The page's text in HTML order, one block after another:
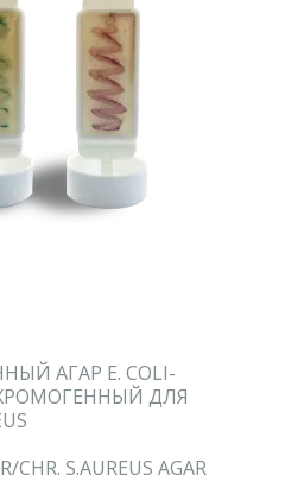
АГАР E. COLI-
ХРОМОГЕННЫЙ ДЛЯ
CHR. S.AUREUS AGAR